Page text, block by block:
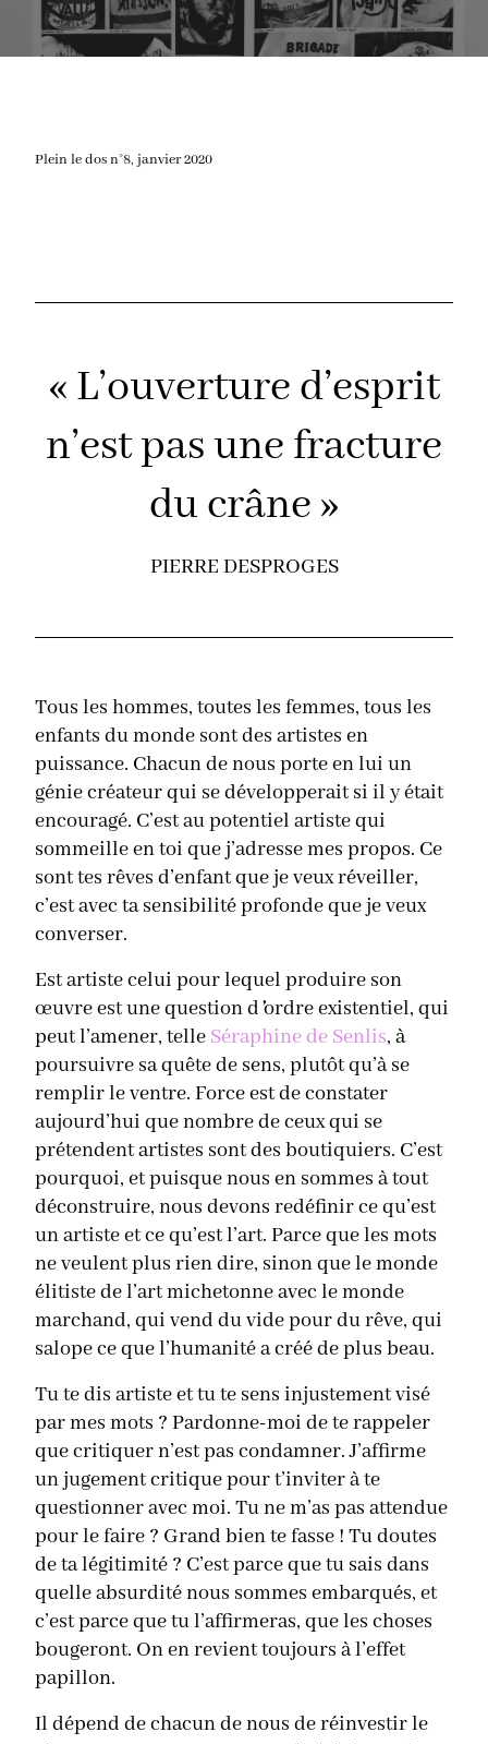
Plein le dos n°8, janvier 2020
« L’ouverture d’esprit
n’est pas une fracture
du crâne »
PIERRE DESPROGES
Tous les hommes, toutes les femmes, tous les
enfants du monde sont des artistes en
puissance. Chacun de nous porte en lui un
génie créateur qui se développerait si il y était
encouragé. C’est au potentiel artiste qui
sommeille en toi que j’adresse mes propos. Ce
sont tes rêves d’enfant que je veux réveiller,
c’est avec ta sensibilité profonde que je veux
converser.
Est artiste celui pour lequel produire son
œuvre est une question d’ordre existentiel, qui
peut l’amener, telle Séraphine de Senlis, à
poursuivre sa quête de sens, plutôt qu’à se
remplir le ventre. Force est de constater
aujourd’hui que nombre de ceux qui se
prétendent artistes sont des boutiquiers. C’est
pourquoi, et puisque nous en sommes à tout
déconstruire, nous devons redéfinir ce qu’est
un artiste et ce qu’est l’art. Parce que les mots
ne veulent plus rien dire, sinon que le monde
élitiste de l’art michetonne avec le monde
marchand, qui vend du vide pour du rêve, qui
salope ce que l’humanité a créé de plus beau.
Tu te dis artiste et tu te sens injustement visé
par mes mots ? Pardonne-moi de te rappeler
que critiquer n’est pas condamner. J’affirme
un jugement critique pour t’inviter à te
questionner avec moi. Tu ne m’as pas attendue
pour le faire ? Grand bien te fasse ! Tu doutes
de ta légitimité ? C’est parce que tu sais dans
quelle absurdité nous sommes embarqués, et
c’est parce que tu l’affirmeras, que les choses
bougeront. On en revient toujours à l’effet
papillon.
Il dépend de chacun de nous de réinvestir le